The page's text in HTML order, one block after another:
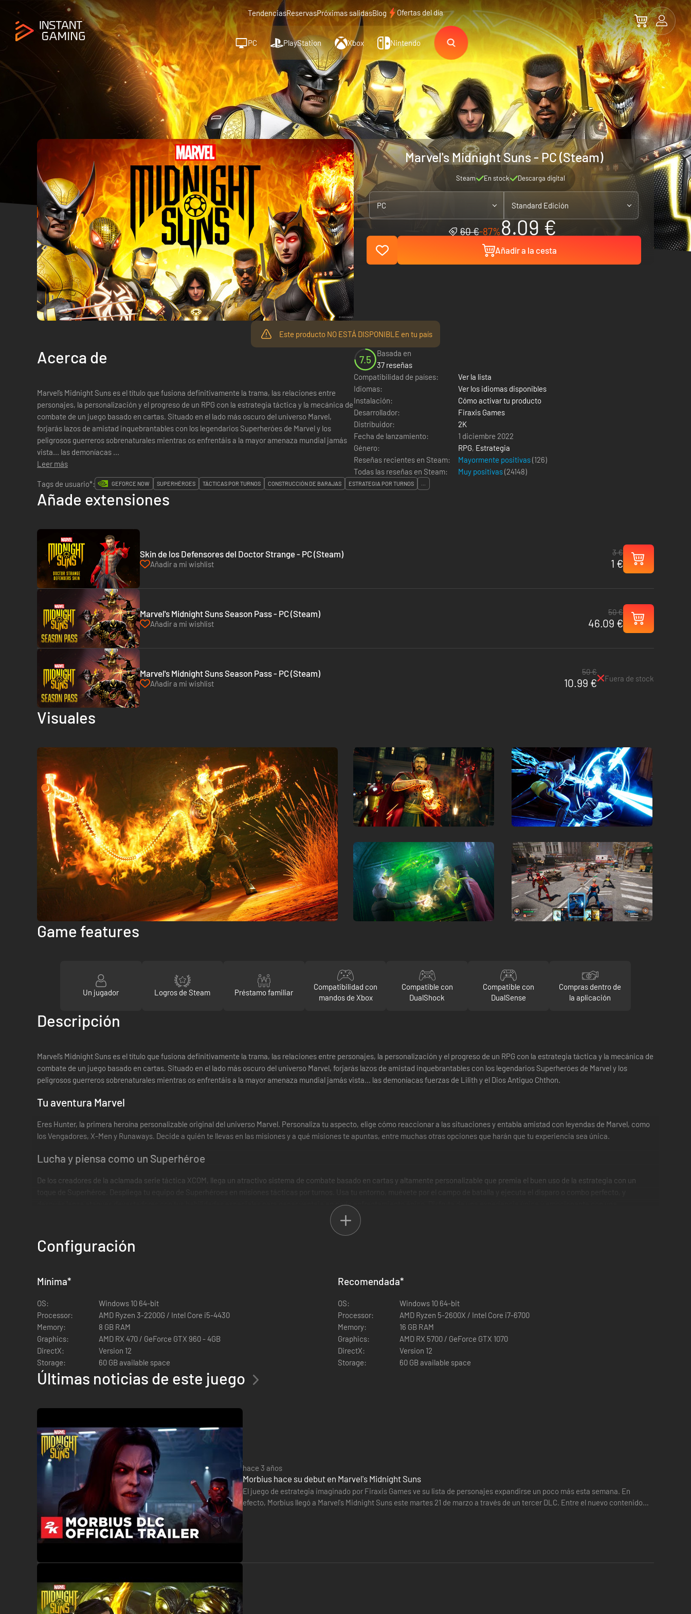
TendenciasReservasPróximas salidasBlog Ofertas del día
PC PlayStation Xbox Nintendo
Marvel's Midnight Suns - PC (Steam)
Steam En stock Descarga digital
PC Standard Edición
60 €-87%8.09 €
Añadir a la cesta
Este producto NO ESTÁ DISPONIBLE en tu país
Acerca de
Marvel’s Midnight Suns es el título que fusiona definitivamente la trama, las relaciones entre
personajes, la personalización y el progreso de un RPG con la estrategia táctica y la mecánica de
combate de un juego basado en cartas. Situado en el lado más oscuro del universo Marvel,
forjarás lazos de amistad inquebrantables con los legendarios Superheróes de Marvel y los
peligrosos guerreros sobrenaturales mientras os enfrentáis a la mayor amenaza mundial jamás
vista... las demoníacas ...
Leer más
7.5
Basada en
37 reseñas
Compatibilidad de países:
Ver la lista
Idiomas:
Ver los idiomas disponibles
Instalación:
Cómo activar tu producto
Desarrollador:
Firaxis Games
Distribuidor:
2K
Fecha de lanzamiento:
1 diciembre 2022
Género:
RPG, Estrategia
Reseñas recientes en Steam:
Mayormente positivas(126)
Todas las reseñas en Steam:
Muy positivas(24148)
Tags de usuario*:
GEFORCE NOW SUPERHÉROES TÁCTICAS POR TURNOS CONSTRUCCIÓN DE BARAJAS ESTRATEGIA POR TURNOS ...
Añade extensiones
Skin de los Defensores del Doctor Strange - PC (Steam)
Añadir a mi wishlist
3 €
1 €
Marvel's Midnight Suns Season Pass - PC (Steam)
Añadir a mi wishlist
50 €
46.09 €
Marvel's Midnight Suns Season Pass - PC (Steam)
Añadir a mi wishlist
50 €
10.99 € Fuera de stock
Visuales
Game features
Un jugador Logros de Steam Préstamo familiar
Compatibilidad con
mandos de Xbox
Compatible con
DualShock
Compatible con
DualSense
Compras dentro de
la aplicación
Descripción
Marvel’s Midnight Suns es el título que fusiona definitivamente la trama, las relaciones entre personajes, la personalización y el progreso de un RPG con la estrategia táctica y la mecánica de
combate de un juego basado en cartas. Situado en el lado más oscuro del universo Marvel, forjarás lazos de amistad inquebrantables con los legendarios Superheróes de Marvel y los
peligrosos guerreros sobrenaturales mientras os enfrentáis a la mayor amenaza mundial jamás vista... las demoníacas fuerzas de Lilith y el Dios Antiguo Chthon.
Tu aventura Marvel
Eres Hunter, la primera heroína personalizable original del universo Marvel. Personaliza tu aspecto, elige cómo reaccionar a las situaciones y entabla amistad con leyendas de Marvel, como
los Vengadores, X-Men y Runaways. Decide a quién te llevas en las misiones y a qué misiones te apuntas, entre muchas otras opciones que harán que tu experiencia sea única.
Lucha y piensa como un Superhéroe
De los creadores de la aclamada serie táctica XCOM, llega un atractivo sistema de combate basado en cartas y altamente personalizable que premia el buen uso de la estrategia con un
después lanza ataques devastadores con tus habilidades especiales para ganar ventaja en cada enfrentamiento épico. Disfruta de una experiencia única y emocionante con una
Vive entre auténticas leyendas
Configuración
Mínima*
OS:
Windows 10 64-bit
Processor:
AMD Ryzen 3-2200G / Intel Core i5-4430
Memory:
8 GB RAM
Graphics:
AMD RX 470 / GeForce GTX 960 - 4GB
DirectX:
Version 12
Storage:
60 GB available space
Recomendada*
OS:
Windows 10 64-bit
Processor:
AMD Ryzen 5-2600X / Intel Core i7-6700
Memory:
16 GB RAM
Graphics:
AMD RX 5700 / GeForce GTX 1070
DirectX:
Version 12
Storage:
60 GB available space
Últimas noticias de este juego
hace 3 años
Morbius hace su debut en Marvel's Midnight Suns
El juego de estrategia imaginado por Firaxis Games ve su lista de personajes expandirse un poco más esta semana. En
efecto, Morbius llegó a Marvel's Midnight Suns este martes 21 de marzo a través de un tercer DLC. Entre el nuevo contenido